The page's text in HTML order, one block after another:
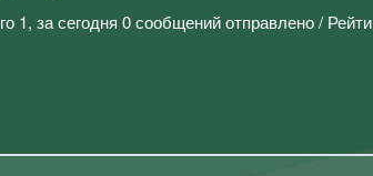
1, за сегодня 0 сообщений отправлено /